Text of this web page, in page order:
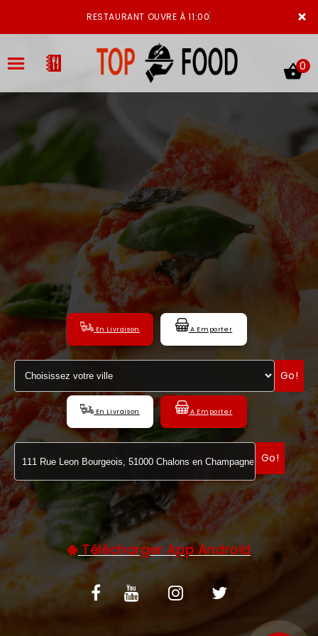
×
RESTAURANT OUVRE À 11:00
LA CARTE
VOTRE COMPTE
NOTRE RESTAURANT
VOS AVIS
MENTIONS LÉGALES
C.G.V
0
En Livraison A Emporter
Go!
En Livraison A Emporter
Go!
Télécharger App Android